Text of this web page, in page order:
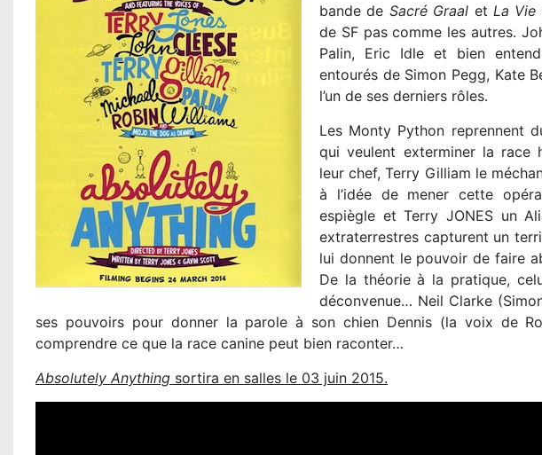
bande de Sacré Graal et La Vie
de SF pas comme les autres.
Palin, Eric Idle et bien
entourés de Simon Pegg, Kate
l’un de ses derniers rôles.
Les Monty Python reprennent
qui veulent exterminer la race
leur chef, Terry Gilliam le
à l’idée de mener cette
espiègle et Terry JONES un
extraterrestres capturent un
lui donnent le pouvoir de faire
De la théorie à la pratique,
déconvenue… Neil Clarke
ses pouvoirs pour donner la parole à son chien Dennis (la voix de
comprendre ce que la race canine peut bien raconter…
Absolutely Anything sortira en salles le 03 juin 2015.